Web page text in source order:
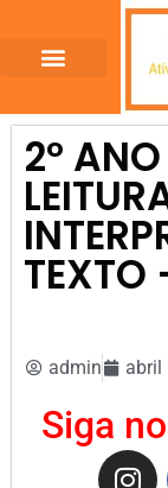
2º
TEXTO
admin abril
Siga